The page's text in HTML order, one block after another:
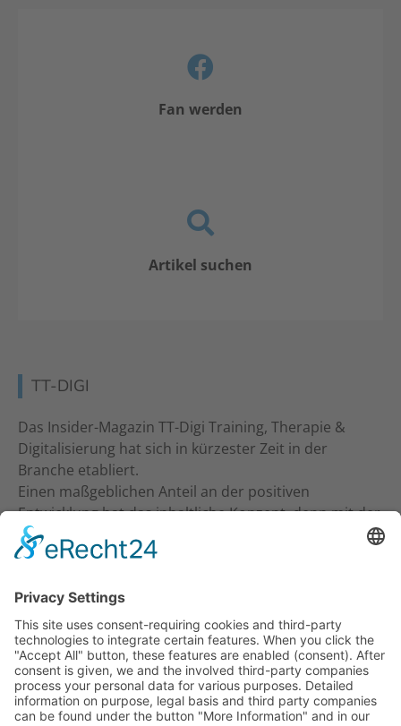
Fan werden
Artikel suchen
TT-DIGI
Das Insider-Magazin TT-Digi Training, Therapie &
Digitalisierung hat sich in kürzester Zeit in der
Branche etabliert.
Einen maßgeblichen Anteil an der positiven
Entwicklung hat das inhaltliche Konzept, denn mit der
inhaltlichen Ansprache an Studio-Inhaber, Trainer &
Therapeuten wurde ein neuer Standard gesetzt. Ein
KONTAKT
Verlag für Prävention & Gesundheit GmbH
Waldseestraße 27
77731 Willstätt